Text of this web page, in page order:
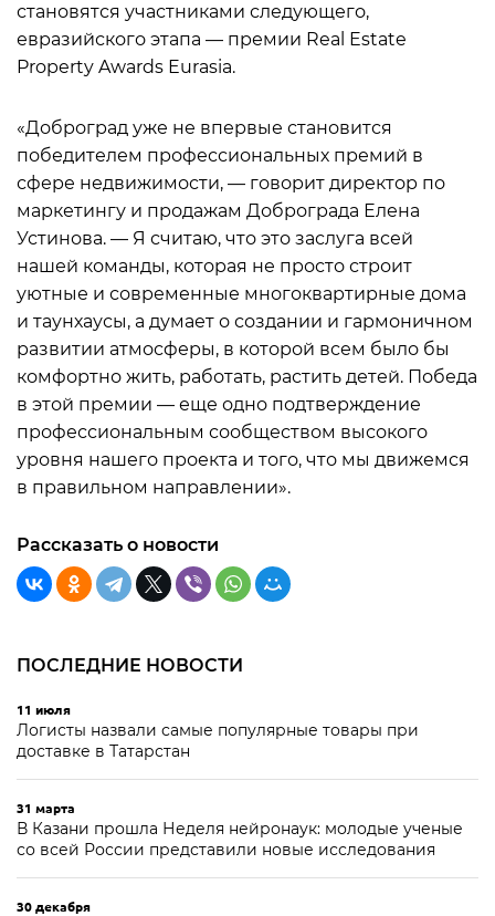
становятся участниками следующего,
евразийского этапа — премии Real Estate
Property Awards Eurasia.
«Доброград уже не впервые становится
победителем профессиональных премий в
сфере недвижимости, — говорит директор по
маркетингу и продажам Доброграда Елена
Устинова. — Я считаю, что это заслуга всей
нашей команды, которая не просто строит
уютные и современные многоквартирные дома
и таунхаусы, а думает о создании и гармоничном
развитии атмосферы, в которой всем было бы
комфортно жить, работать, растить детей. Победа
в этой премии — еще одно подтверждение
профессиональным сообществом высокого
уровня нашего проекта и того, что мы движемся
в правильном направлении».
Рассказать о новости
ПОСЛЕДНИЕ НОВОСТИ
11 июля
Логисты назвали самые популярные товары при
доставке в Татарстан
31 марта
В Казани прошла Неделя нейронаук: молодые ученые
со всей России представили новые исследования
30 декабря